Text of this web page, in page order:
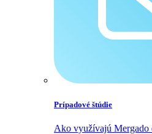
Prípadové štúdie
Ako využívajú Mergado